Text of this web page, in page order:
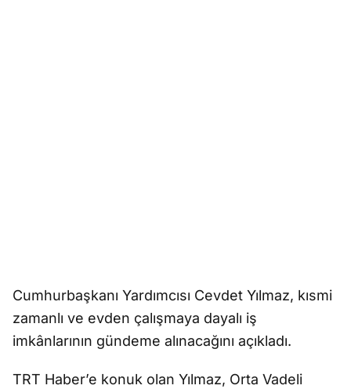
Cumhurbaşkanı Yardımcısı Cevdet Yılmaz, kısmi
zamanlı ve evden çalışmaya dayalı iş
imkânlarının gündeme alınacağını açıkladı.
TRT Haber’e konuk olan Yılmaz, Orta Vadeli